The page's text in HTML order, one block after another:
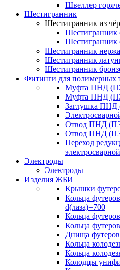
Швеллер
Шестигранник
Шестигранник из
Шестигранник
Шестигранник
Шестигранник
Шестигранник
Шестигранник
Фитинги для полимерных
Муфта ПНД
Муфта ПНД
Заглушка ПНД
Отвод ПНД
Отвод ПНД
Переход
электросварной
Электроды
Электроды
Изделия ЖБИ
Крышки
Кольца
d(лаза)=700
Кольца
Кольца
Днища
Кольца
Кольца
Колодцы